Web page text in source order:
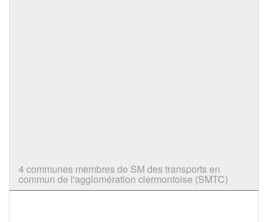
4 communes membres de SM des transports en
commun de l'agglomération clermontoise (SMTC)